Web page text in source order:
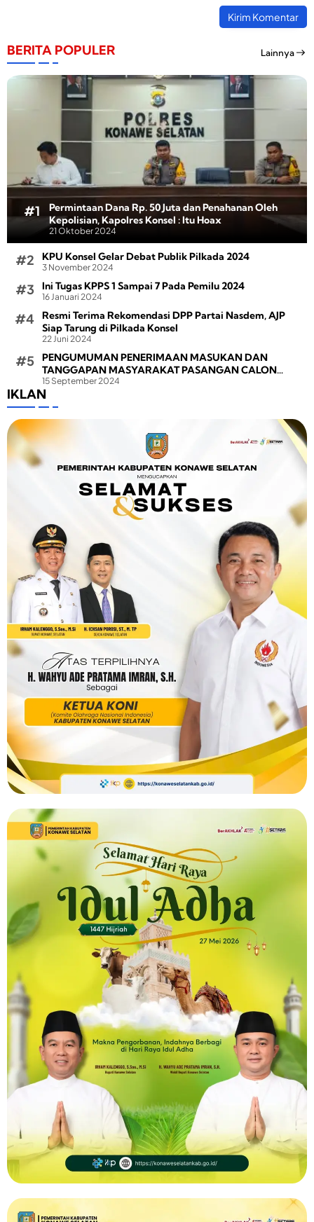
BERITA POPULER Lainnya
Permintaan Dana Rp. 50 Juta dan Penahanan Oleh
Kepolisian, Kapolres Konsel : Itu Hoax
21 Oktober 2024
KPU Konsel Gelar Debat Publik Pilkada 2024
3 November 2024
Ini Tugas KPPS 1 Sampai 7 Pada Pemilu 2024
16 Januari 2024
Resmi Terima Rekomendasi DPP Partai Nasdem, AJP
Siap Tarung di Pilkada Konsel
22 Juni 2024
PENGUMUMAN PENERIMAAN MASUKAN DAN
TANGGAPAN MASYARAKAT PASANGAN CALON
BUPATI DAN WAKIL BUPATI PADA PEMILIHAN BUPATI
DAN WAKIL BUPATI KONAWE SELATAN TAHUN 2024
15 September 2024
IKLAN